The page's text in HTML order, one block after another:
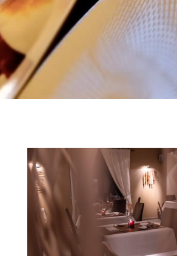
02/652 03 78
Adresse
Rue de la Bruyère 14, Genval, Belgium